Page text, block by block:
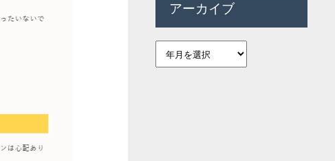
アーカイブ